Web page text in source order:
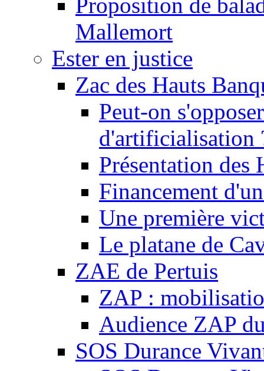
Proposition de
Mallemort
Ester en justice
Zac des Hauts
Peut-on
d'artificialisation
Présentation des
Financement
Une première
Le platane de
ZAE de Pertuis
ZAP :
Audience ZAP
SOS Durance